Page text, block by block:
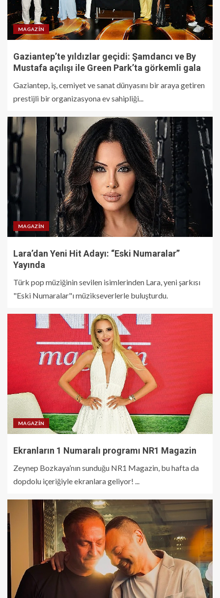
MAGAZIN
Gaziantep’te yıldızlar geçidi: Şamdancı ve By
Mustafa açılışı ile Green Park’ta görkemli gala
Gaziantep, iş, cemiyet ve sanat dünyasını bir araya getiren
prestijli bir organizasyona ev sahipliği...
MAGAZIN
Lara’dan Yeni Hit Adayı: “Eski Numaralar”
Yayında
Türk pop müziğinin sevilen isimlerinden Lara, yeni şarkısı
"Eski Numaralar"ı müzikseverlerle buluşturdu.
MAGAZIN
Ekranların 1 Numaralı programı NR1 Magazin
Zeynep Bozkaya’nın sunduğu NR1 Magazin, bu hafta da
dopdolu içeriğiyle ekranlara geliyor! ...